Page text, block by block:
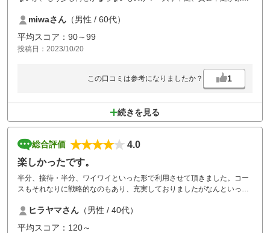
前半はスムーズにプレイ出来たが、後半は待ち時間が多く前半より30
分以上かかった。
miwaさん （男性 / 60代）
平均スコア：90～99
投稿日：2023/10/20
この口コミは参考になりましたか？ 1
続きを見る
総合評価
4.0
楽しかったです。
半分、接待・半分、ワイワイといった形で利用させて頂きました。コー
スもそれなりに戦略的なのもあり、充実しておりましたがなんといって
同行者もバイキング形式に喜んでおり、利用させて頂いて良かったと思
っております！
ヒラヤマさん （男性 / 40代）
平均スコア：120～